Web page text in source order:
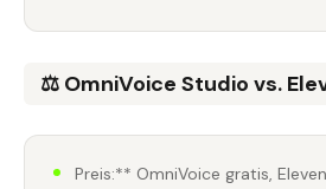
⚖️ OmniVoice Studio vs.
Preis:** OmniVoice gratis,